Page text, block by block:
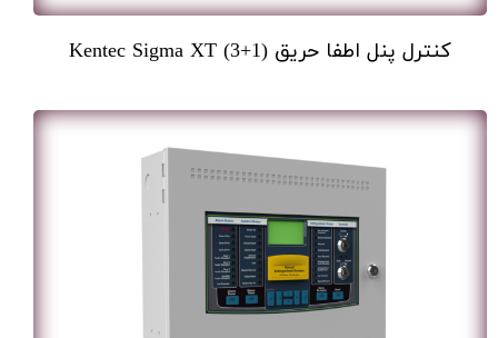
کنترل پنل اطفا حریق Kentec Sigma XT (3+1)